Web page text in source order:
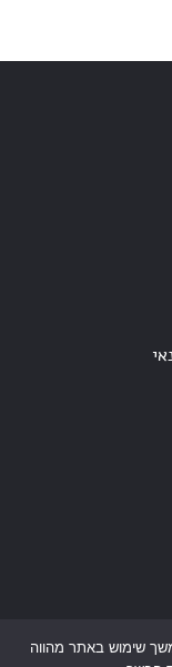
שימוש באתר מהווה